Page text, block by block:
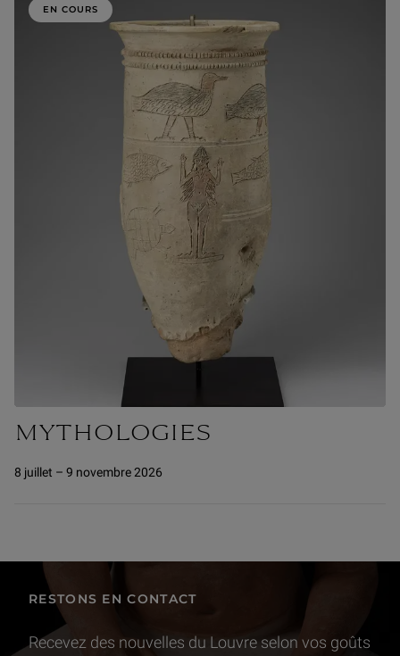
MYTHOLOGIES
8 juillet – 9 novembre 2026
EN COURS
RESTONS EN CONTACT
Recevez des nouvelles du Louvre selon vos goûts